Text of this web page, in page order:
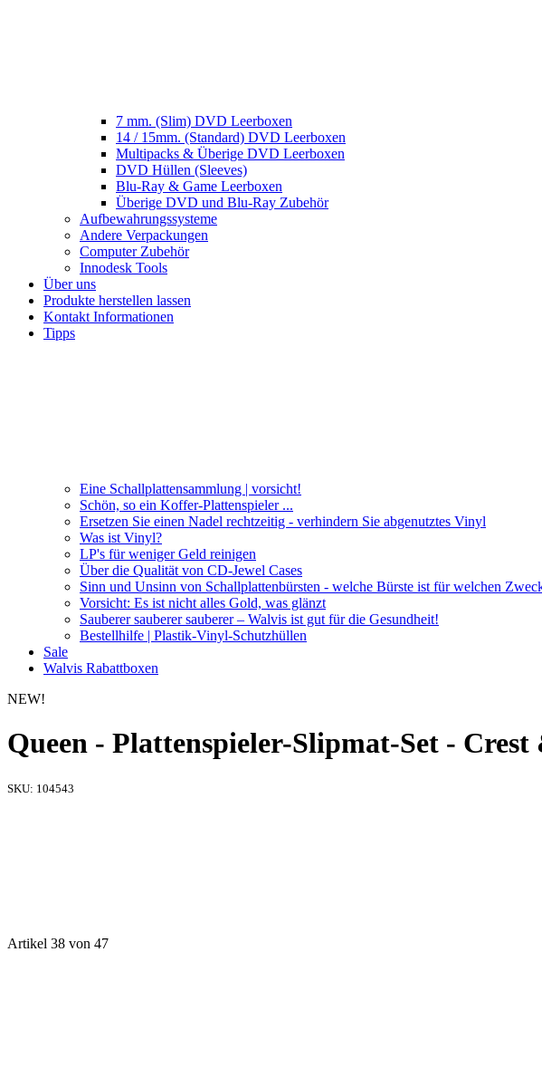
7 mm. (Slim) DVD Leerboxen
14 / 15mm. (Standard) DVD Leerboxen
Multipacks & Überige DVD Leerboxen
DVD Hüllen (Sleeves)
Blu-Ray & Game Leerboxen
Überige DVD und Blu-Ray Zubehör
Aufbewahrungssysteme
Andere Verpackungen
Computer Zubehör
Innodesk Tools
Über uns
Produkte herstellen lassen
Kontakt Informationen
Tipps
Eine Schallplattensammlung | vorsicht!
Schön, so ein Koffer-Plattenspieler ...
Ersetzen Sie einen Nadel rechtzeitig - verhindern Sie abgenutztes Vinyl
Was ist Vinyl?
LP's für weniger Geld reinigen
Über die Qualität von CD-Jewel Cases
Sinn und Unsinn von Schallplattenbürsten - welche Bürste ist für welchen
Vorsicht: Es ist nicht alles Gold, was glänzt
Sauberer sauberer sauberer – Walvis ist gut für die Gesundheit!
Bestellhilfe | Plastik-Vinyl-Schutzhüllen
Sale
Walvis Rabattboxen
NEW!
Queen - Plattenspieler-Slipmat-Set - Crest
SKU: 104543
Artikel 38 von 47